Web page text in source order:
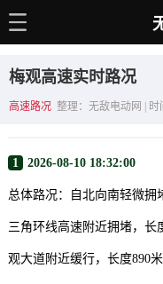
电动百科
电车手册
梅观高速实时路况
高速路况 整理：无敌电动网 | 时
1 2026-08-10 18:32:00
总体路况：自北向南轻微拥
三角环线高速附近拥堵，长
观大道附近缓行，长度890